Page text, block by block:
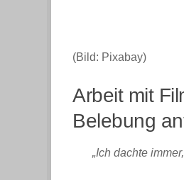
(Bild: Pixabay)
Arbeit mit
Belebung
„Ich dachte